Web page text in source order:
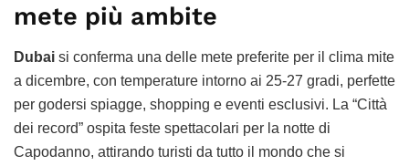
mete più ambite
Dubai si conferma una delle mete preferite per il clima mite
a dicembre, con temperature intorno ai 25-27 gradi, perfette
per godersi spiagge, shopping e eventi esclusivi. La “Città
dei record” ospita feste spettacolari per la notte di
Capodanno, attirando turisti da tutto il mondo che si